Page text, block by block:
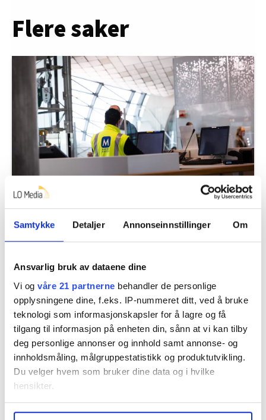
Samtykke Detaljer Annonseinnstillinger Om
Ansvarlig bruk av dataene dine
Vi og våre 21 partnerne behandler de personlige
opplysningene dine, f.eks. IP-nummeret ditt, ved å bruke
teknologi som informasjonskapsler for å lagre og få
tilgang til informasjon på enheten din, sånn at vi kan tilby
deg personlige annonser og innhold samt annonse- og
innholdsmåling, målgruppestatistikk og produktutvikling.
Du velger hvem som bruker dine data og i hvilke
hensikter.
Undermer infokan du lese om hvordan dine personlige
Flere saker
Seks flyplasser kan bli rammet av
streik
Coop-butikk anmeldt for ulovlig
søndagsåpent. Politiet henla saken